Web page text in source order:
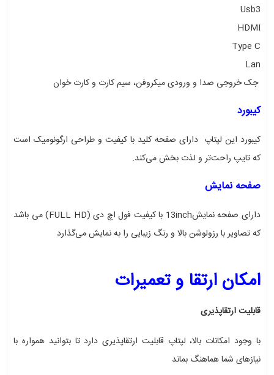
Usb3
HDMI
Type C
Lan
جک خروجی صدا و ورودی میکروفن، سیم کارت و کارت خوان
کیبورد
کیبورد این لپتاپ دارای صفحه کلید با کیفیت و طراحی ارگونومیک است
که تایپ راحت‌تر و لذت بخش می‌کند.
صفحه نمایش
دارای صفحه نمایش13inch با کیفیت فول اچ دی (FULL HD)
می باشد
که تصاویر با رزولوشن بالا و رنگ زیبایی را به نمایش می‌گذارد
امکان ارتقا و تعمیرات
قابلیت ارتقاپذیری
با وجود امکانات بالا، لپتاپ قابلیت ارتقاپذیری دارد تا بتوانید همواره با
نیازهای شما هماهنگ بماند